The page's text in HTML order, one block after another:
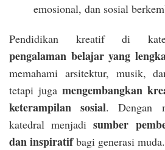
emosional, dan sosial
Pendidikan kreatif di
pengalaman belajar yang
memahami arsitektur, musik,
tetapi juga mengembangkan
keterampilan sosial. Dengan
katedral menjadisumber
dan inspiratifbagi generasi muda.